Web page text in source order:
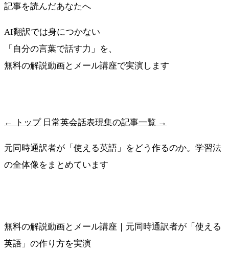
記事を読んだあなたへ
AI翻訳では身につかない
「自分の言葉で話す力」を、
無料の解説動画とメール講座で実演します
← トップ 日常英会話表現集の記事一覧 →
元同時通訳者が「使える英語」をどう作るのか。学習法
の全体像をまとめています
無料の解説動画とメール講座｜元同時通訳者が「使える
英語」の作り方を実演